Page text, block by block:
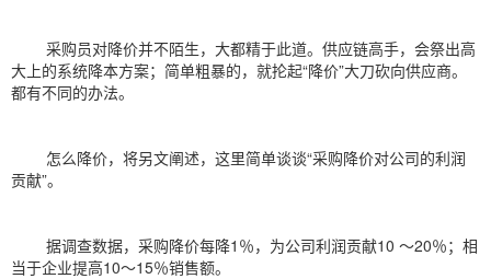
采购员对降价并不陌生，大都精于此道。供应链高手，会祭出高
大上的系统降本方案；简单粗暴的，就抡起“降价”大刀砍向供应商。
都有不同的办法。
怎么降价，将另文阐述，这里简单谈谈“采购降价对公司的利润
贡献”。
据调查数据，采购降价每降1％，为公司利润贡献10 ～20％；相
当于企业提高10～15％销售额。